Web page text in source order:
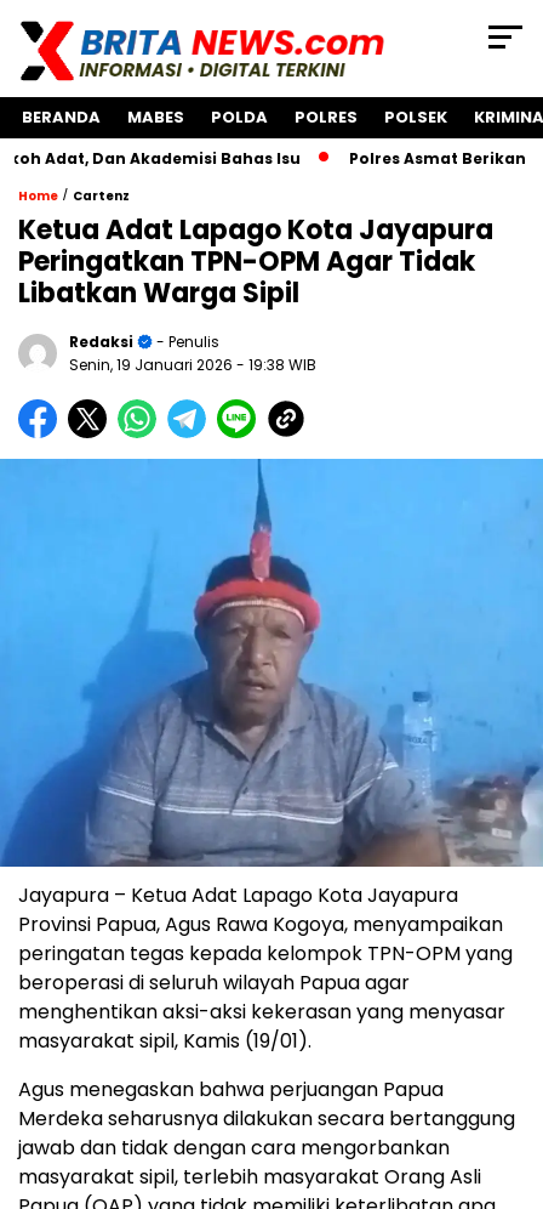
BERANDA MABES POLDA POLRES POLSEK
Akademisi Bahas Isu Polres Asmat Berikan Bantuan
Home / Cartenz
Ketua Adat Lapago Kota Jayapura
Peringatkan TPN-OPM Agar Tidak
Libatkan Warga Sipil
Redaksi
- Penulis
Senin, 19 Januari 2026 - 19:38 WIB
Jayapura – Ketua Adat Lapago Kota Jayapura
Provinsi Papua, Agus Rawa Kogoya, menyampaikan
peringatan tegas kepada kelompok TPN-OPM yang
beroperasi di seluruh wilayah Papua agar
menghentikan aksi-aksi kekerasan yang menyasar
masyarakat sipil, Kamis (19/01).
Agus menegaskan bahwa perjuangan Papua
Merdeka seharusnya dilakukan secara bertanggung
jawab dan tidak dengan cara mengorbankan
masyarakat sipil, terlebih masyarakat Orang Asli